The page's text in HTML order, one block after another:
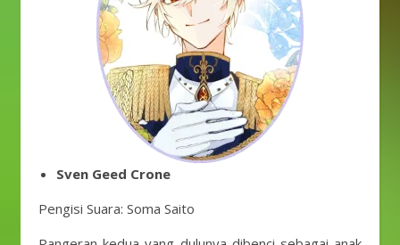
Sven Geed Crone
Pengisi Suara: Soma Saito